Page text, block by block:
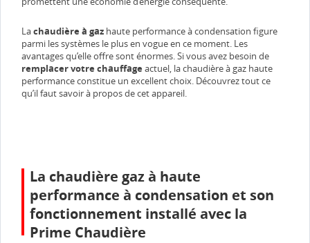
Lachaudière à gaz haute performance à condensation figure
parmi les systèmes le plus en vogue en ce moment. Les
avantages qu’elle offre sont énormes. Si vous avez besoin de
remplacer votre chauffage actuel, la chaudière à gaz haute
performance constitue un excellent choix. Découvrez tout ce
qu’il faut savoir à propos de cet appareil.
La chaudière gaz à haute
performance à condensation et son
fonctionnement installé avec la
Prime Chaudière